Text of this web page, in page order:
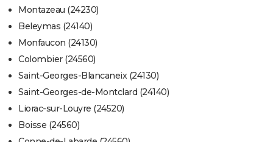
Montazeau (24230)
Beleymas (24140)
Monfaucon (24130)
Colombier (24560)
Saint-Georges-Blancaneix (24130)
Saint-Georges-de-Montclard (24140)
Liorac-sur-Louyre (24520)
Boisse (24560)